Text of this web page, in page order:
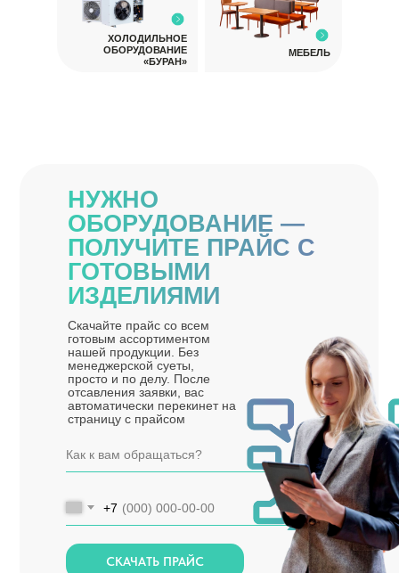
ХОЛОДИЛЬНОЕ
ОБОРУДОВАНИЕ
«БУРАН»
МЕБЕЛЬ
+7
СКАЧАТЬ ПРАЙС
НУЖНО
ОБОРУДОВАНИЕ —
ПОЛУЧИТЕ ПРАЙС С
ГОТОВЫМИ
ИЗДЕЛИЯМИ
Скачайте прайс со всем
готовым ассортиментом
нашей продукции. Без
менеджерской суеты,
просто и по делу. После
отсавления заявки, вас
автоматически перекинет на
страницу с прайсом